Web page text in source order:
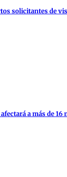
solicitantes de
a más de